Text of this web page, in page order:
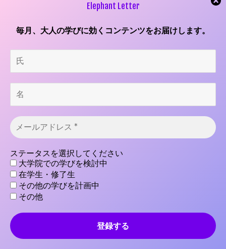
そうですね。そのような活躍する方々を見ている
での問い合わせが増えてきた印象があります。
藤本翔一（以下藤本）：
カリでは、研究開発組織のR4Dで運営しているので、積
極的に相談に答えられる環境を整えられているなと思い
Elephant Letter
毎月、大人の学びに効くコンテンツをお届けします。
メ
ー
ル
ア
ド
レ
ス
*
ステータスを選択してください
大学院での学びを検討中
在学生・修了生
その他の学びを計画中
その他